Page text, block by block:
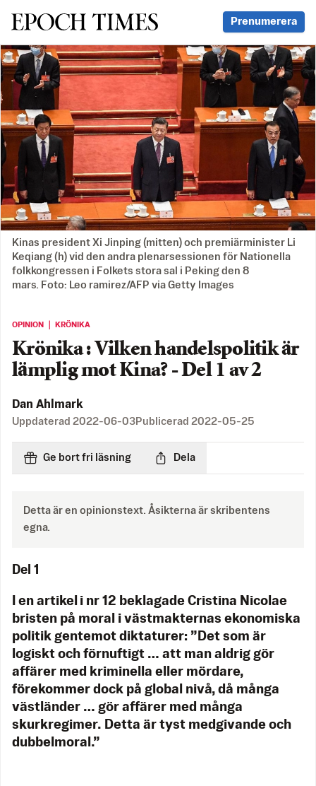
Svenska Epoch Times Prenumerera
Kinas president Xi Jinping (mitten) och premiärminister Li
Keqiang (h) vid den andra plenarsessionen för Nationella
folkkongressen i Folkets stora sal i Peking den 8
mars. Foto: Leo ramirez/AFP via Getty Images
OPINION ｜ KRÖNIKA
Krönika : Vilken handelspolitik är
lämplig mot Kina? - Del 1 av 2
Dan Ahlmark
Uppdaterad 2022-06-03 Publicerad 2022-05-25
Ge bort fri läsning Dela
Detta är en opinionstext. Åsikterna är skribentens
egna.
Del 1
I en artikel i nr 12 beklagade Cristina Nicolae
bristen på moral i västmakternas ekonomiska
politik gentemot diktaturer: ”Det som är
logiskt och förnuftigt … att man aldrig gör
affärer med kriminella eller mördare,
förekommer dock på global nivå, då många
västländer … gör affärer med många
skurkregimer. Detta är tyst medgivande och
dubbelmoral.”